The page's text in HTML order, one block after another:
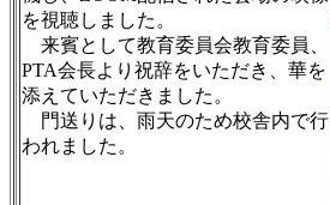
を視聴しました。
来賓として教育委員会教育委員、
PTA会長より祝辞をいただき、華を
添えていただきました。
門送りは、雨天のため校舎内で行
われました。